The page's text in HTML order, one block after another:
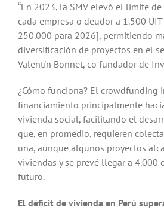
“En 2023, la SMV elevó el límite
cada empresa o deudor a 1.500
250.000 para 2026], permitiendo
diversificación de proyectos en el
Valentín Bonnet, co fundador de
¿Cómo funciona? El crowdfunding
financiamiento principalmente
vivienda social, facilitando el
que, en promedio, requieren
una, aunque algunos proyectos
viviendas y se prevé llegar a 4.000
futuro.
El déficit de vivienda en Perú